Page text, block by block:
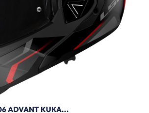
ADVANT KUKA...